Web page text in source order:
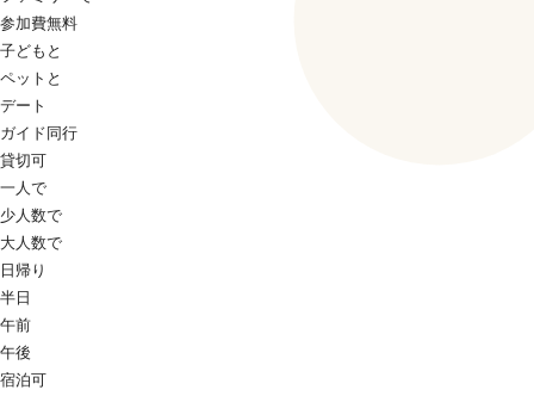
参加費無料
子どもと
ペットと
デート
ガイド同行
貸切可
一人で
少人数で
大人数で
日帰り
半日
午前
午後
宿泊可